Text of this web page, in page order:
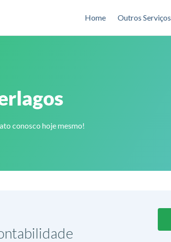
Home Outros Serviços
conosco hoje mesmo!